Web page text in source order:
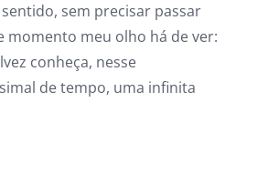
sem precisar passar
momento meu olho há de ver:
conheça, nesse
de tempo, uma infinita